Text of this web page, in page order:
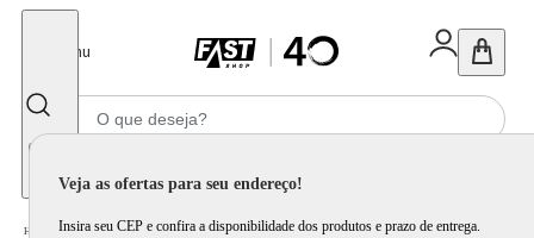
Menu
Veja as ofertas para seu endereço!
Insira seu CEP e confira a disponibilidade dos produtos e prazo de entrega.
Home Móveis e Decoração / Móveis para Sala de Estar / Sofá